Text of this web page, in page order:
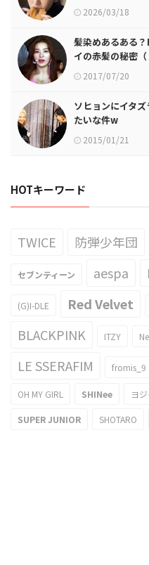
2026/03/18
髪染めあるある
イの赤髪の秘密
2017/07/20
ソヒョンにイタ
たいな件w
2015/01/21
HOTキーワード
TWICE 防弾少年団
セブンティーン aespa
(G)I-DLE Red Velvet
BLACKPINK ITZY
LE SSERAFIM fromis_9
OH MY GIRL SHINee ヨ
SUPER JUNIOR SHOTARO